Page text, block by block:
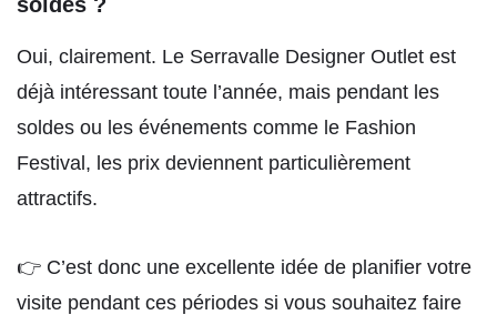
Oui, clairement. Le Serravalle Designer Outlet est
déjà intéressant toute l’année, mais pendant les
soldes ou les événements comme le Fashion
Festival, les prix deviennent particulièrement
attractifs.
👉 C’est donc une excellente idée de planifier votre
visite pendant ces périodes si vous souhaitez faire